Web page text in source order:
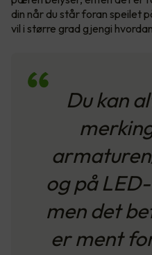
din når du står foran speilet
vil i større grad gjengi
Du kan
og på
men det
er ment